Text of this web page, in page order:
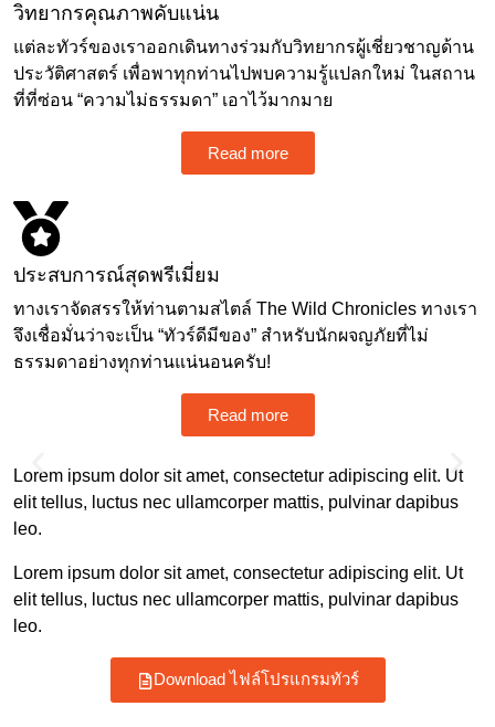
วิทยากรคุณภาพคับแน่น
แต่ละทัวร์ของเราออกเดินทางร่วมกับวิทยากรผู้เชี่ยวชาญด้าน
ประวัติศาสตร์ เพื่อพาทุกท่านไปพบความรู้แปลกใหม่ ในสถาน
ที่ที่ซ่อน “ความไม่ธรรมดา” เอาไว้มากมาย
Read more
ประสบการณ์สุดพรีเมี่ยม
ทางเราจัดสรรให้ท่านตามสไตล์ The Wild Chronicles ทางเรา
จึงเชื่อมั่นว่าจะเป็น “ทัวร์ดีมีของ” สำหรับนักผจญภัยที่ไม่
ธรรมดาอย่างทุกท่านแน่นอนครับ!
Read more
Lorem ipsum dolor sit amet, consectetur adipiscing elit. Ut
elit tellus, luctus nec ullamcorper mattis, pulvinar dapibus
leo.
Lorem ipsum dolor sit amet, consectetur adipiscing elit. Ut
elit tellus, luctus nec ullamcorper mattis, pulvinar dapibus
leo.
Download ไฟล์โปรแกรมทัวร์